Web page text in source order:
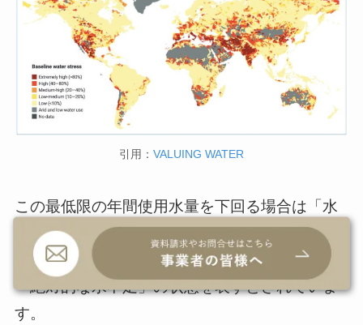
引用： VALUING WATER
この最低限の年間使用水量を下回る場合は「水
ストレス下にある」状態、1,000㎥を下回る場合
は「水不足」の状態、500㎥を下回る場合は
「絶対的な水不足」の状態を表すとされていま
す。